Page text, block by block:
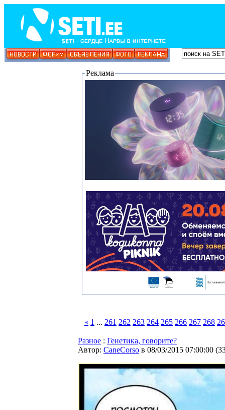
Реклама
« 1 ... 261 262 263 264 265 266 267 268
Разное : Генетика, говорите?
Автор: CaneCorso в 08/03/2015 07:00:00 (